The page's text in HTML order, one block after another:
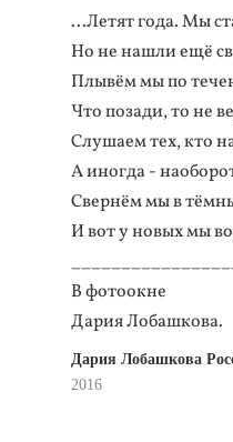
...Летят года. Мы
Но не нашли ещё
Плывём мы по
Что позади, то не
Слушаем тех, кто
А иногда -
Свернём мы в
И вот у новых мы
В фотоокне
Дария Лобашкова.
Дария Лобашкова
2016